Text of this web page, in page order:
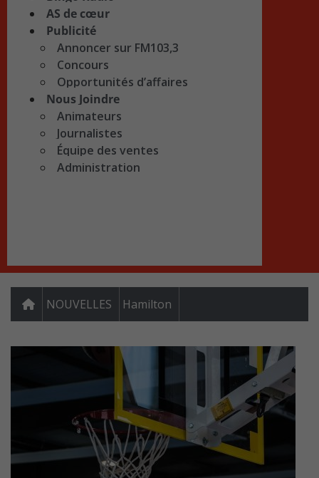
AS de cœur
Publicité
Annoncer sur FM103,3
Concours
Opportunités d’affaires
Nous Joindre
Animateurs
Journalistes
Équipe des ventes
Administration
NOUVELLES Hamilton